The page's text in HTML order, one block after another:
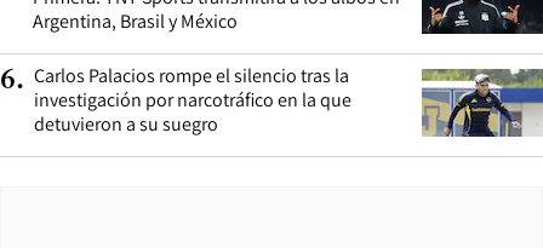
Argentina, Brasil y México
6. Carlos Palacios rompe el silencio tras la
investigación por narcotráfico en la que
detuvieron a su suegro